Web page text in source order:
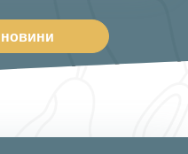
новини